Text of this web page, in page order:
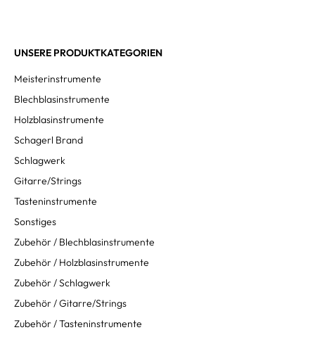
UNSERE PRODUKTKATEGORIEN
Meisterinstrumente
Blechblasinstrumente
Holzblasinstrumente
Schagerl Brand
Schlagwerk
Gitarre/Strings
Tasteninstrumente
Sonstiges
Zubehör / Blechblasinstrumente
Zubehör / Holzblasinstrumente
Zubehör / Schlagwerk
Zubehör / Gitarre/Strings
Zubehör / Tasteninstrumente